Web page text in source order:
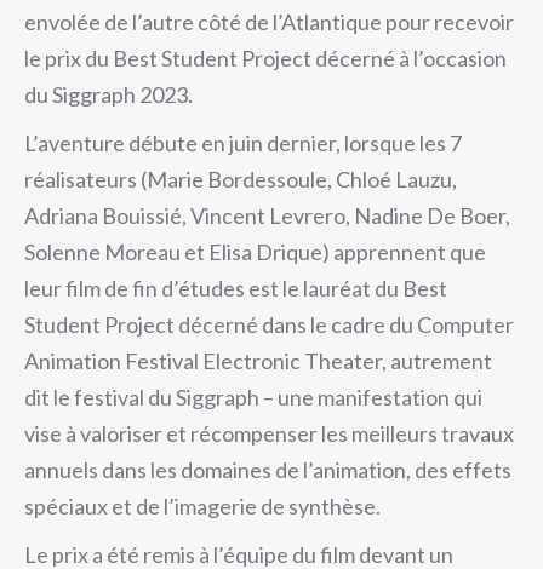
envolée de l’autre côté de l’Atlantique pour recevoir
le prix du Best Student Project décerné à l’occasion
du Siggraph 2023.
L’aventure débute en juin dernier, lorsque les 7
réalisateurs (Marie Bordessoule, Chloé Lauzu,
Adriana Bouissié, Vincent Levrero, Nadine De Boer,
Solenne Moreau et Elisa Drique) apprennent que
leur film de fin d’études est le lauréat du Best
Student Project décerné dans le cadre du Computer
Animation Festival Electronic Theater, autrement
dit le festival du Siggraph – une manifestation qui
vise à valoriser et récompenser les meilleurs travaux
annuels dans les domaines de l’animation, des effets
spéciaux et de l’imagerie de synthèse.
Le prix a été remis à l’équipe du film devant un